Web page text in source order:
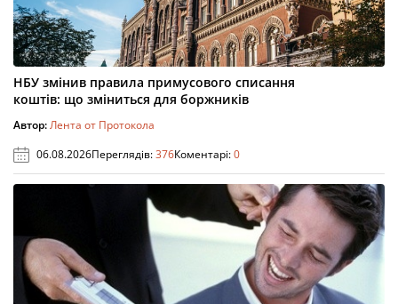
НБУ змінив правила примусового списання
коштів: що зміниться для боржників
Автор:Лента от Протокола
06.08.2026Переглядів:376Коментарі:0